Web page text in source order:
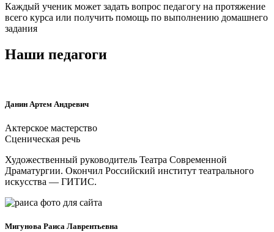
Каждый ученик может задать вопрос педагогу на протяжение
всего курса или получить помощь по выполнению домашнего
задания
Наши педагоги
Данин Артем Андревич
Актерское мастерство
Сценическая речь
Художественный руководитель Театра Современной
Драматургии. Окончил Российский институт театрального
искусства — ГИТИС.
Мигунова Раиса Лаврентьевна